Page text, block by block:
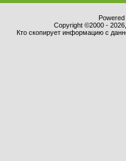
Copyright ©2000 -
Кто скопирует информацию с